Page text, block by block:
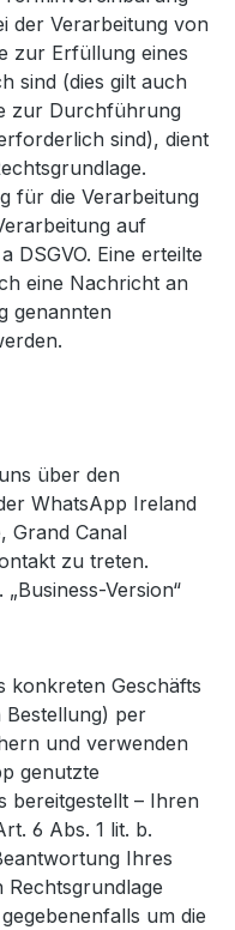
der Verarbeitung von
zur Erfüllung eines
sind (dies gilt auch
zur Durchführung
sind), dient
für die Verarbeitung
auf
DSGVO. Eine erteilte
eine Nachricht an
genannten
über den
WhatsApp Ireland
Grand Canal
zu treten.
Version“
konkreten Geschäfts
Bestellung) per
und verwenden
genutzte
bereitgestellt – Ihren
6 Abs. 1 lit. b.
Ihres
Rechtsgrundlage
um die